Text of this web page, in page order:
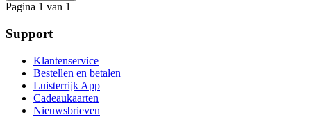
Pagina 1 van 1
Support
Klantenservice
Bestellen en betalen
Luisterrijk App
Cadeaukaarten
Nieuwsbrieven